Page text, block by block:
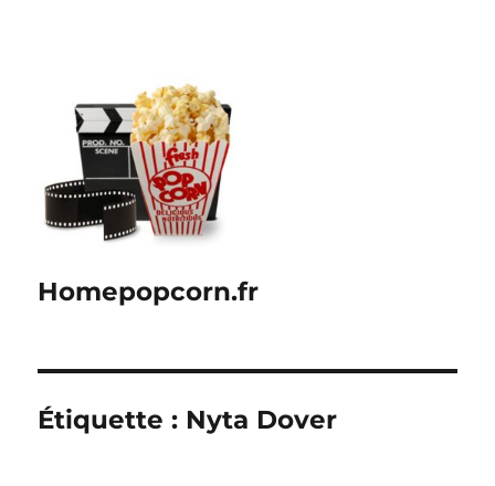
Homepopcorn.fr
Étiquette : Nyta Dover